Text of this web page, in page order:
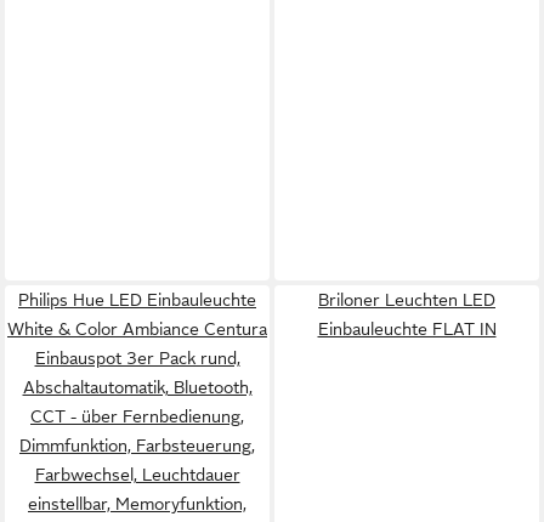
Philips Hue LED Einbauleuchte
White & Color Ambiance Centura
Einbauspot 3er Pack rund,
Abschaltautomatik, Bluetooth,
CCT - über Fernbedienung,
Dimmfunktion, Farbsteuerung,
Farbwechsel, Leuchtdauer
einstellbar, Memoryfunktion,
Briloner Leuchten LED
Einbauleuchte FLAT IN